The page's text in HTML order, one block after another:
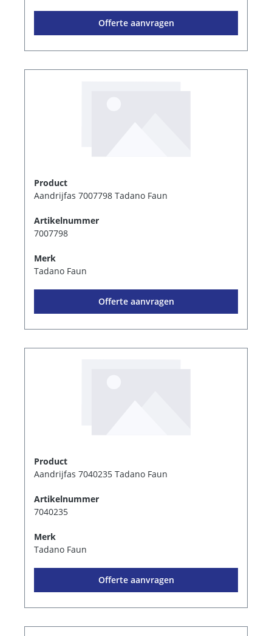
Offerte aanvragen
Product
Aandrijfas 7007798 Tadano Faun
Artikelnummer
7007798
Merk
Tadano Faun
Offerte aanvragen
Product
Aandrijfas 7040235 Tadano Faun
Artikelnummer
7040235
Merk
Tadano Faun
Offerte aanvragen